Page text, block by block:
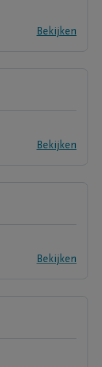
Bekijken
Bekijken
Bekijken